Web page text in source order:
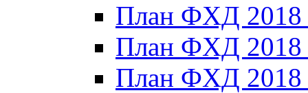
План ФХД
План ФХД
План ФХД